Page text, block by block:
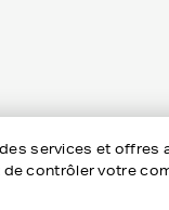
services et offres
contrôler votre